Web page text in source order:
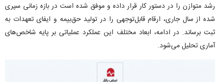
رشد متوازن را در دستور کار قرار داده و موفق شده است در بازه زمانی سپری
شده از سال جاری، ارقام قابل‌توجهی را در تولید حق‌بیمه و ایفای تعهدات به
ثبت برساند. در ادامه، ابعاد مختلف این عملکرد عملیاتی بر پایه شاخص‌های
آماری تحلیل می‌شود.